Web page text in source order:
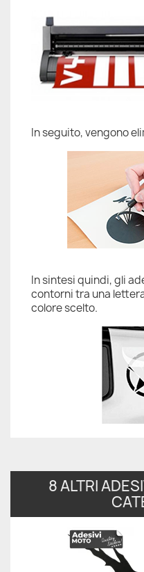
In seguito, vengono
In sintesi quindi, gli
contorni tra una
colore scelto.
8 ALTRI